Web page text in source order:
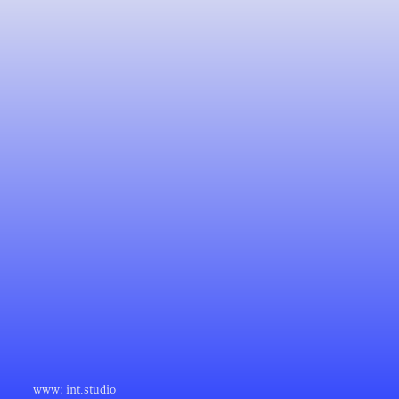
www:int.studio